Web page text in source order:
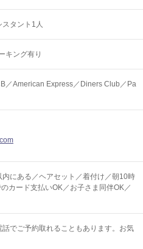
タント1人
キング有り
／American Express／Diners Club／Pa
にある／ヘアセット／着付け／朝10時
カード支払いOK／お子さま同伴OK／
でご予約取れることもあります。お気